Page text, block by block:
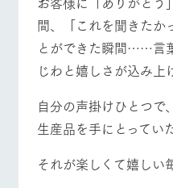
間、「これを聞きたか
とができた瞬間……言
じわと嬉しさが込み上
自分の声掛けひとつで
生産品を手にとってい
それが楽しくて嬉しい